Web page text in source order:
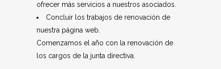
ofrecer más servicios a nuestros asociados.
Concluir los trabajos de renovación de
nuestra página web.
Comenzamos el año con la renovación de
los cargos de la junta directiva.